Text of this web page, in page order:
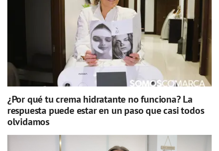
¿Por qué tu crema hidratante no funciona? La
respuesta puede estar en un paso que casi todos
olvidamos